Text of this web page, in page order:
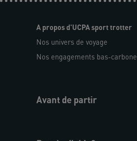
A propos d'UCPA sport trotter
Nos univers de voyage
Nos engagements bas-carbone
Avant de partir